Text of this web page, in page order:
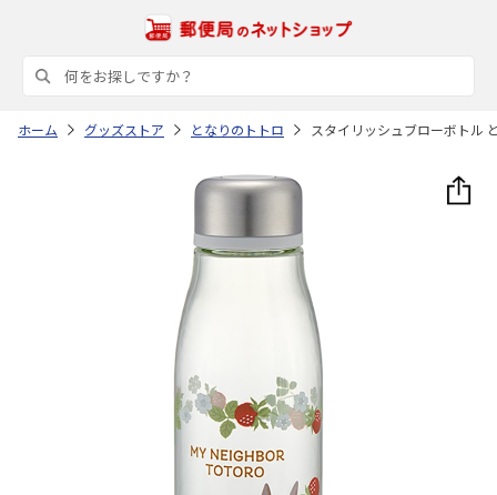
ホーム グッズストア となりのトトロ スタイリッシュブローボトル